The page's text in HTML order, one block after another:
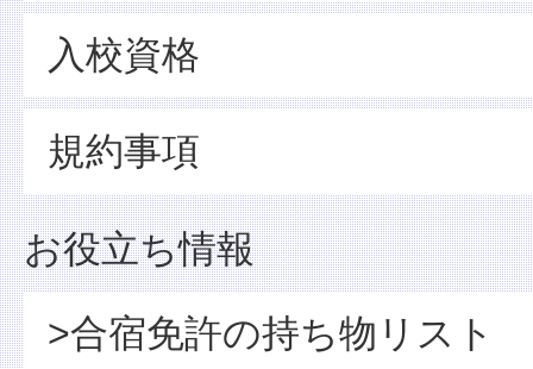
入校資格
規約事項
お役立ち情報
>合宿免許の持ち物リスト